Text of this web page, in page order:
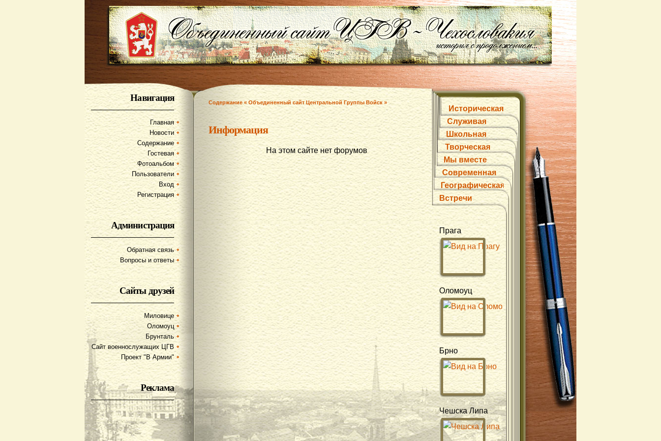
Навигация
Главная
Новости
Содержание
Гостевая
Фотоальбом
Пользователи
Вход
Регистрация
Администрация
Обратная связь
Вопросы и ответы
Сайты друзей
Миловице
Оломоуц
Брунталь
Сайт военнослужащих ЦГВ
Проект "В Армии"
Реклама
Содержание « Объединенный сайт Центральной Группы Войск »
Информация
На этом сайте нет форумов
Историческая
Служивая
Школьная
Творческая
Мы вместе
Современная
Географическая
Встречи
Прага
Оломоуц
Брно
Чешска Липа